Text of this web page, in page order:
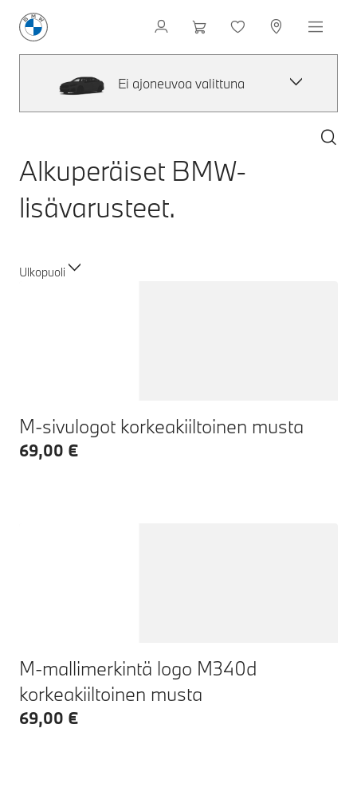
Ei ajoneuvoa valittuna
Alkuperäiset BMW-
lisävarusteet.
Ulkopuoli
M-sivulogot korkeakiiltoinen musta
69,00 €
M-mallimerkintä logo M340d
korkeakiiltoinen musta
69,00 €